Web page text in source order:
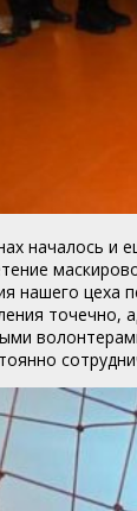
началось и
нашего цеха
точечно,